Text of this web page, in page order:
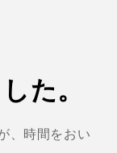
た。
、時間をおい